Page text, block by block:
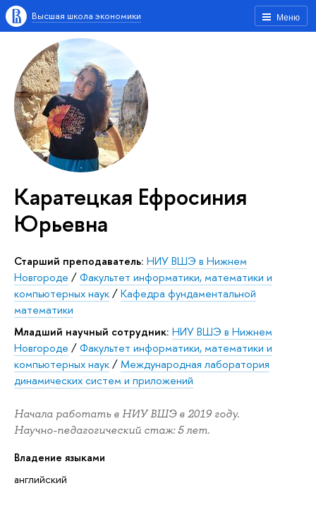
Меню
Высшая школа экономики
Каратецкая Ефросиния
Юрьевна
Старший преподаватель: НИУ ВШЭ в Нижнем
Новгороде /Факультет информатики, математики и
компьютерных наук/Кафедра фундаментальной
математики
Младший научный сотрудник: НИУ ВШЭ в Нижнем
Новгороде /Факультет информатики, математики и
компьютерных наук/Международная лаборатория
динамических систем и приложений
Начала работать в НИУ ВШЭ в 2019 году.
Научно-педагогический стаж: 5 лет.
Владение языками
английский